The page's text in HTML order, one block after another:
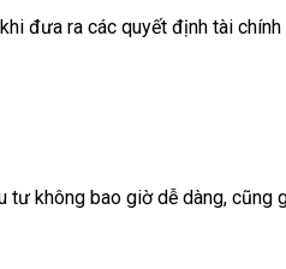
đưa ra các quyết định tài
không bao giờ dễ dàng,